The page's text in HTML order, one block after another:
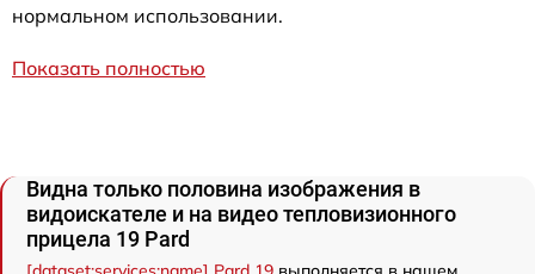
нормальном использовании.
Показать полностью
Видна только половина изображения в
видоискателе и на видео тепловизионного
прицела 19 Pard